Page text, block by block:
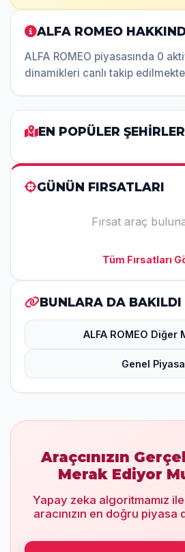
ALFA ROMEO
ALFA ROMEO piyasasında 0
dinamikleri canlı takip
EN POPÜLER ŞEHİRLER
GÜNÜN FIRSATLARI
Fırsat araç
Tüm Fırsatları
BUNLARA DA BAKILDI
ALFA ROMEO Diğer
Genel Piyasa
Araçcınızın
Merak Ediyor
Yapay zeka algoritmamız
aracınızın en doğru